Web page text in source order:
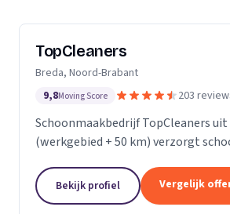
TopCleaners
Breda, Noord-Brabant
9,8Moving Score 203
Schoonmaakbedrijf TopCleaners uit
(werkgebied + 50 km) verzorgt
enthousiaste en vak geschoolde
leveren...
Bekijk profiel Vergelijk